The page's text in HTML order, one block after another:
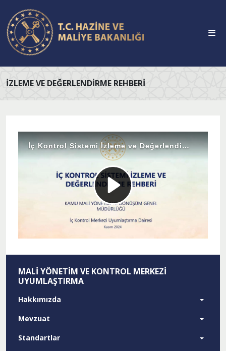
İZLEME VE DEĞERLENDIRME REHBERI
MALI YÖNETIM VE KONTROL MERKEZI
UYUMLAŞTIRMA
Hakkımızda
Mevzuat
Standartlar